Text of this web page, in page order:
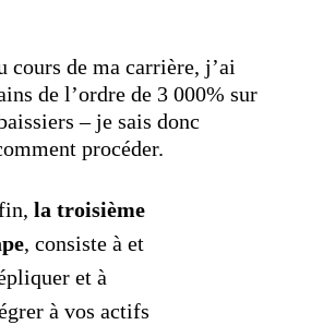
cours de ma carrière, j’ai
de l’ordre de 3 000% sur
– je sais donc
procéder.
la troisième
, consiste à et
et à
à vos actifs